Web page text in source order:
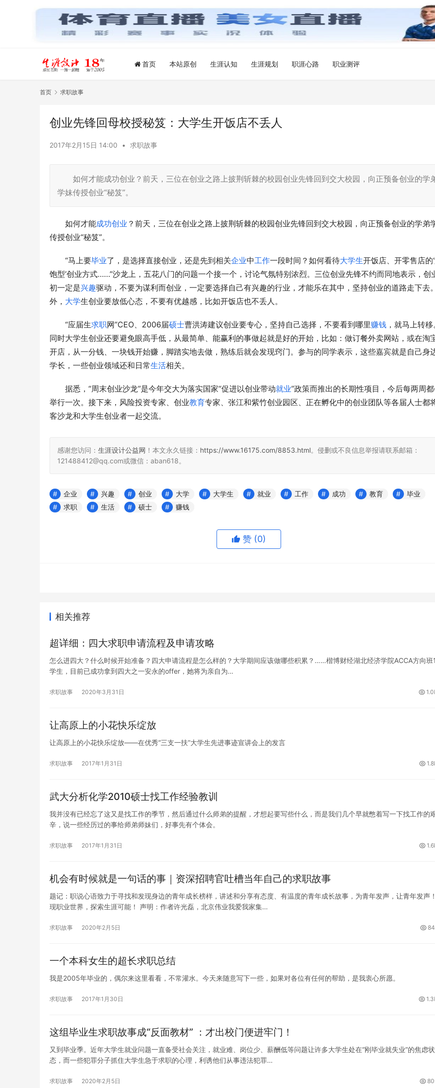
首页 本站原创 生涯认知 生涯规划 职涯心路 职业测评
首页 求职故事
创业先锋回母校授秘笈：大学生开饭店不丢人
2017年2月15日 14:00 • 求职故事
如何才能成功创业？前天，三位在创业之路上披荆斩棘的校园创业先锋回到交大校园，向正预备创业的学
学妹传授创业“秘笈”。
如何才能成功创业 ？前天，三位在创业之路上披荆斩棘的校园创业先锋回到交大校园，向正预备创业的学弟
传授创业“秘笈”。
“马上要毕业了，是选择直接创业，还是先到相关企业中工作一段时间？如何看待大学生开饭店、开零售店的
饱型’创业方式……”沙龙上，五花八门的问题一个接一个，讨论气氛特别浓烈。三位创业先锋不约而同地表示，创
初一定是兴趣驱动，不要为谋利而创业，一定要选择自己有兴趣的行业，才能乐在其中，坚持创业的道路走下去
外， 大学生创业要放低心态，不要有优越感，比如开饭店也不丢人。
“应届生求职网”CEO、2006届硕士曹洪涛建议创业要专心，坚持自己选择，不要看到哪里赚钱 ，就马上转移
同时大学生创业还要避免眼高手低，从最简单、能赢利的事做起就是好的开始，比如：做订餐外卖网站，或在淘
开店，从一分钱、一块钱开始赚，脚踏实地去做，熟练后就会发现窍门。参与的同学表示，这些嘉宾就是自己身
学长，一些创业领域还和日常生活相关。
据悉，“周末创业沙龙”是今年交大为落实国家“促进以创业带动就业”政策而推出的长期性项目，今后每两周
举行一次。接下来，风险投资专家、创业教育专家、张江和紫竹创业园区、正在孵化中的创业团队等各届人士都
客沙龙和大学生创业者一起交流。
感谢您访问： 生涯设计公益网 ！本文永久链接： https://www.16175.com/8853.html。侵删或不良信息举报请联系邮箱：
121488412@qq.com或微信：aban618。
企业 兴趣 创业 大学 大学生 就业 工作 成功 教育
毕业
求职
生活 硕士 赚钱
赞 (0)
相关推荐
超详细：四大求职申请流程及申请攻略
怎么进四大？什么时候开始准备？四大申请流程是怎么样的？大学期间应该做哪些积累？……楷博财经湖北经济学院ACCA方向班
学生，目前已成功拿到四大之一安永的offer，她将为亲自为…
求职故事 2020年3月31日
让高原上的小花快乐绽放
让高原上的小花快乐绽放——在优秀“三支一扶”大学生先进事迹宣讲会上的发言
求职故事 2017年1月31日
武大分析化学2010硕士找工作经验教训
我并没有已经忘了这又是找工作的季节，然后通过什么师弟的提醒，才想起要写些什么，而是我们几个早就憋着写一下找工作的
辛，说一些经历过的事给师弟师妹们，好事先有个体会。
求职故事 2017年1月31日
机会有时候就是一句话的事｜资深招聘官吐槽当年自己的求职故事
题记：职说心语致力于寻找和发现身边的青年成长榜样，讲述和分享有态度、有温度的青年成长故事，为青年发声，让青年发声
现职业世界，探索生涯可能！ 声明：作者许光磊，北京伟业我爱我家集…
求职故事 2020年2月5日
一个本科女生的超长求职总结
我是2005年毕业的，偶尔来这里看看，不常灌水。今天来随意写下一些，如果对各位有任何的帮助，是我衷心所愿。
求职故事 2017年1月30日
这组毕业生求职故事成“反面教材” ：才出校门便进牢门！
又到毕业季。近年大学生就业问题一直备受社会关注，就业难、岗位少、薪酬低等问题让许多大学生处在“刚毕业就失业”的焦虑状
态，而一些犯罪分子抓住大学生急于求职的心理，利诱他们从事违法犯罪…
求职故事 2020年2月5日